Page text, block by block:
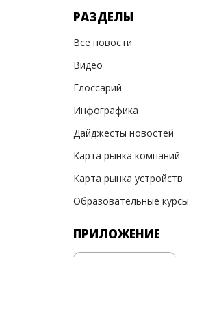
РАЗДЕЛЫ
Все новости
Видео
Глоссарий
Инфографика
Дайджесты новостей
Карта рынка компаний
Карта рынка устройств
Образовательные курсы
ПРИЛОЖЕНИЕ